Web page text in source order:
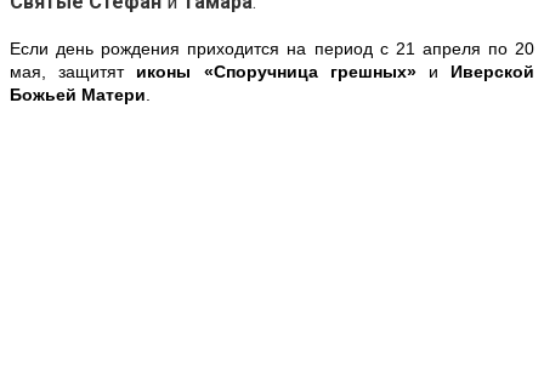
Если день рождения приходится на период с 21 апреля по 20
мая, защитят иконы «Споручница грешных»и Иверской
Божьей Матери